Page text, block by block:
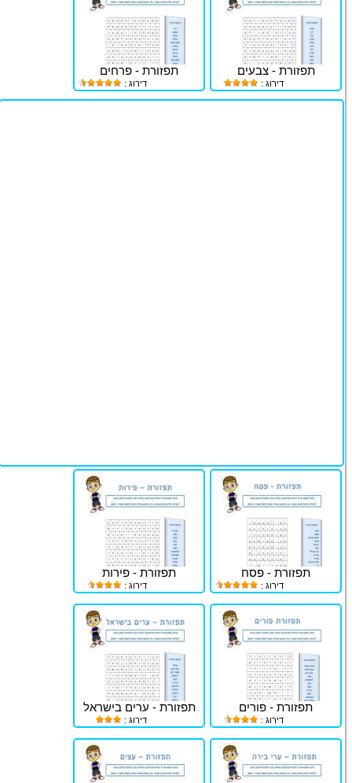
תפזורת - צבעים
דירוג :
תפזורת - פרחים
דירוג :
תפזורת - פסח
דירוג :
תפזורת - פירות
דירוג :
תפזורת - פורים
דירוג :
תפזורת - ערים בישראל
דירוג :